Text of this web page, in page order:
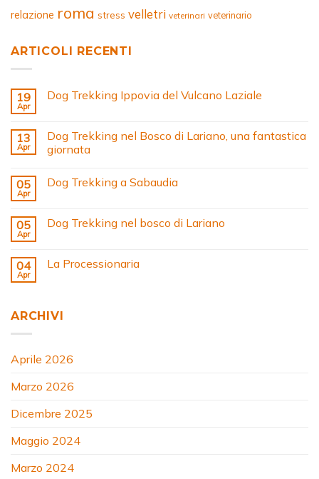
relazione roma stress velletri veterinari veterinario
ARTICOLI RECENTI
19
Apr
Dog Trekking Ippovia del Vulcano Laziale
13
Apr
Dog Trekking nel Bosco di Lariano, una fantastica
giornata
05
Apr
Dog Trekking a Sabaudia
05
Apr
Dog Trekking nel bosco di Lariano
04
Apr
La Processionaria
ARCHIVI
Aprile 2026
Marzo 2026
Dicembre 2025
Maggio 2024
Marzo 2024